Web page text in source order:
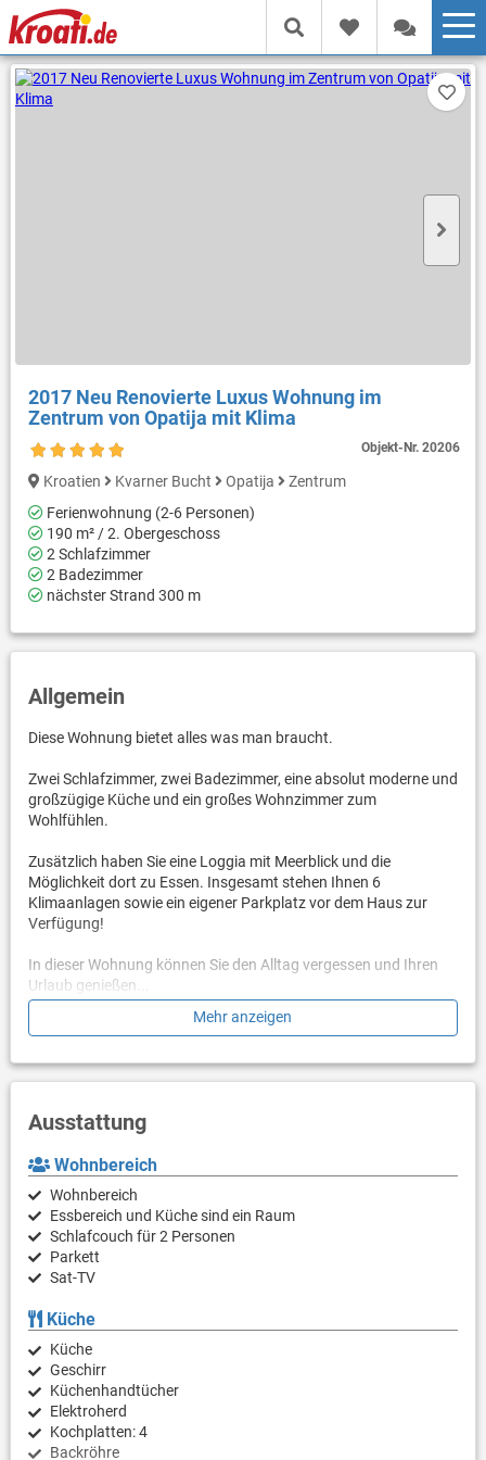
2017 Neu Renovierte Luxus Wohnung im
Zentrum von Opatija mit Klima
Objekt-Nr.20206
Kroatien Kvarner Bucht Opatija
Zentrum
Ferienwohnung (2-6 Personen)
190 m² / 2. Obergeschoss
2 Schlafzimmer
2 Badezimmer
nächster Strand 300 m
Allgemein
Diese Wohnung bietet alles was man braucht.
Zwei Schlafzimmer, zwei Badezimmer, eine absolut moderne und
großzügige Küche und ein großes Wohnzimmer zum
Wohlfühlen.
Zusätzlich haben Sie eine Loggia mit Meerblick und die
Möglichkeit dort zu Essen. Insgesamt stehen Ihnen 6
Klimaanlagen sowie ein eigener Parkplatz vor dem Haus zur
Verfügung!
In dieser Wohnung können Sie den Alltag vergessen und Ihren
Urlaub genießen...
Bitte beachten Sie: Bei dem unten detailliert beschriebenen
Wintergarten - geschlossen und verglast ist.Siehe Bilder
Mehr anzeigen
Ausstattung
Wohnbereich
Wohnbereich
Essbereich und Küche sind ein Raum
Schlafcouch für 2 Personen
Parkett
Sat-TV
Küche
Küche
Geschirr
Küchenhandtücher
Elektroherd
Kochplatten: 4
Backröhre